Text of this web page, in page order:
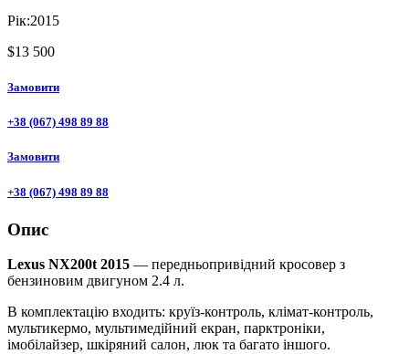
Рік:2015
$13 500
Замовити
+38 (067) 498 89 88
Замовити
+38 (067) 498 89 88
Опис
Lexus NX200t 2015 — передньопривідний кросовер з
бензиновим двигуном 2.4 л.
В комплектацію входить: круїз-контроль, клімат-контроль,
мультикермо, мультимедійний екран, парктроніки,
імобілайзер, шкіряний салон, люк та багато іншого.